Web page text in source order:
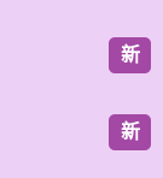
新
新